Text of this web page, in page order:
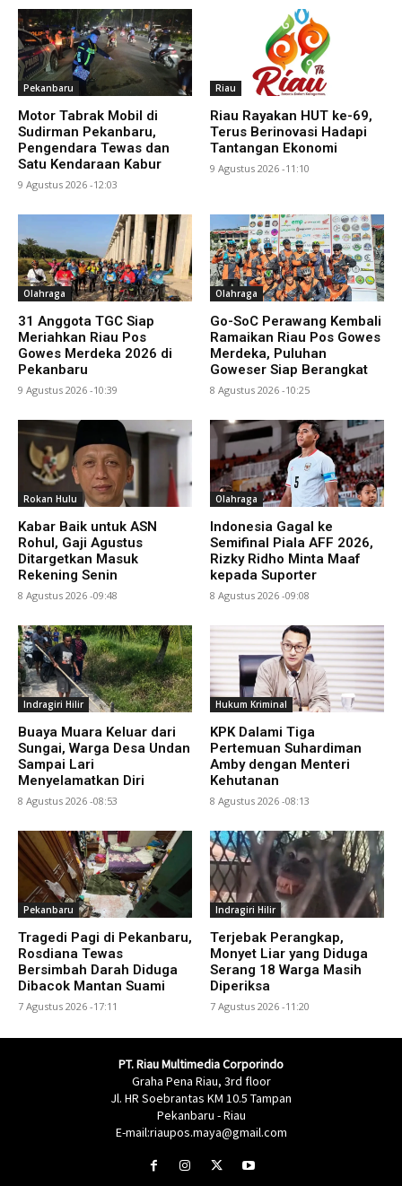
Pekanbaru
Motor Tabrak Mobil di
Sudirman Pekanbaru,
Pengendara Tewas dan
Satu Kendaraan Kabur
9 Agustus 2026 -12:03
Riau
Riau Rayakan HUT ke-69,
Terus Berinovasi Hadapi
Tantangan Ekonomi
9 Agustus 2026 -11:10
Olahraga
31 Anggota TGC Siap
Meriahkan Riau Pos
Gowes Merdeka 2026 di
Pekanbaru
9 Agustus 2026 -10:39
Olahraga
Go-SoC Perawang Kembali
Ramaikan Riau Pos Gowes
Merdeka, Puluhan
Goweser Siap Berangkat
8 Agustus 2026 -10:25
Rokan Hulu
Kabar Baik untuk ASN
Rohul, Gaji Agustus
Ditargetkan Masuk
Rekening Senin
8 Agustus 2026 -09:48
Olahraga
Indonesia Gagal ke
Semifinal Piala AFF 2026,
Rizky Ridho Minta Maaf
kepada Suporter
8 Agustus 2026 -09:08
Indragiri Hilir
Buaya Muara Keluar dari
Sungai, Warga Desa Undan
Sampai Lari
Menyelamatkan Diri
8 Agustus 2026 -08:53
Hukum Kriminal
KPK Dalami Tiga
Pertemuan Suhardiman
Amby dengan Menteri
Kehutanan
8 Agustus 2026 -08:13
Pekanbaru
Tragedi Pagi di Pekanbaru,
Rosdiana Tewas
Bersimbah Darah Diduga
Dibacok Mantan Suami
7 Agustus 2026 -17:11
Indragiri Hilir
Terjebak Perangkap,
Monyet Liar yang Diduga
Serang 18 Warga Masih
Diperiksa
7 Agustus 2026 -11:20
PT. Riau Multimedia Corporindo
Graha Pena Riau, 3rd floor
Jl. HR Soebrantas KM 10.5 Tampan
Pekanbaru - Riau
E-mail:riaupos.maya@gmail.com